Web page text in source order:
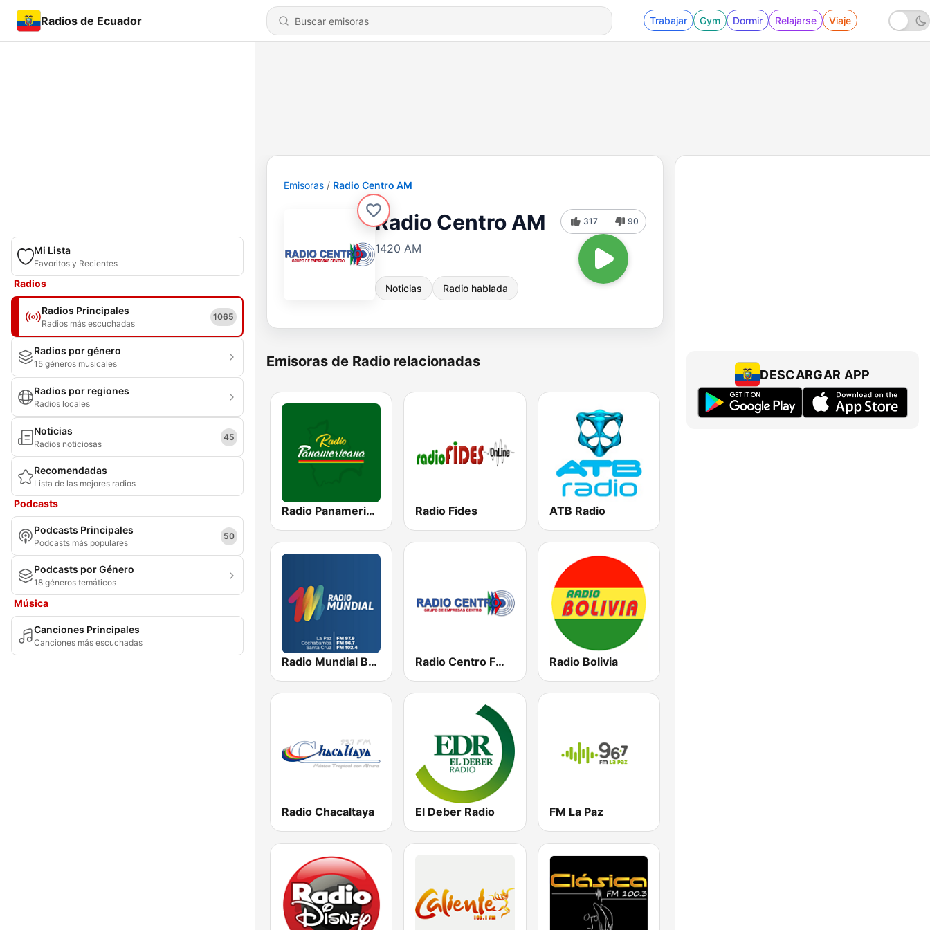
Radios de Ecuador Trabajar Gym Dormir Relajarse Viaje
Mi Lista
Favoritos y Recientes
Radios
Radios Principales
Radios más escuchadas
1065
Radios por género
15 géneros musicales
Radios por regiones
Radios locales
Noticias
Radios noticiosas
45
Recomendadas
Lista de las mejores radios
Podcasts
Podcasts Principales
Podcasts más populares
50
Podcasts por Género
18 géneros temáticos
Música
Canciones Principales
Canciones más escuchadas
Emisoras Radio Centro AM
Radio Centro AM
1420 AM
Noticias Radio hablada
317 90
Emisoras de Radio relacionadas
Radio Panamericana Radio Fides ATB Radio
Radio Mundial Bolivia Radio Centro FM 96.1 Radio Bolivia
Radio Chacaltaya El Deber Radio FM La Paz
DESCARGAR APP